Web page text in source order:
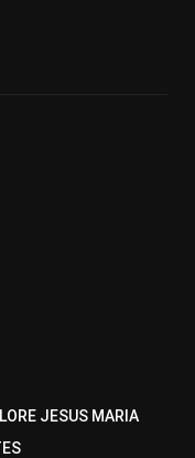
JESUS MARIA